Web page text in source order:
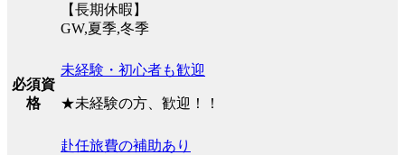
【長期休暇】
GW,夏季,冬季
必須資
格
未経験・初心者も歓迎
★未経験の方、歓迎！！
赴任旅費の補助あり